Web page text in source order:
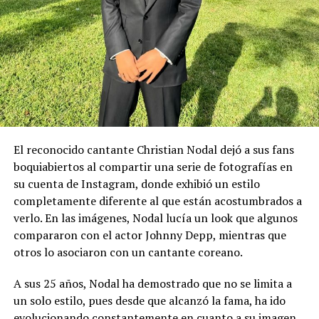
El reconocido cantante Christian Nodal dejó a sus fans
boquiabiertos al compartir una serie de fotografías en
su cuenta de Instagram, donde exhibió un estilo
completamente diferente al que están acostumbrados a
verlo. En las imágenes, Nodal lucía un look que algunos
compararon con el actor Johnny Depp, mientras que
otros lo asociaron con un cantante coreano.
A sus 25 años, Nodal ha demostrado que no se limita a
un solo estilo, pues desde que alcanzó la fama, ha ido